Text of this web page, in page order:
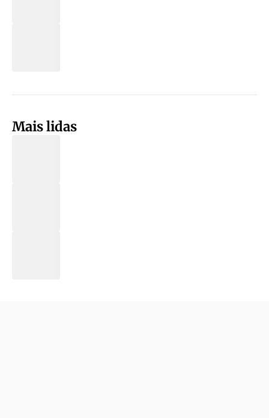
Mais lidas